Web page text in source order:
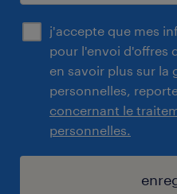
j'accepte que mes
pour l'envoi d'offres
en savoir plus sur la
personnelles,
concernant le
personnelles.